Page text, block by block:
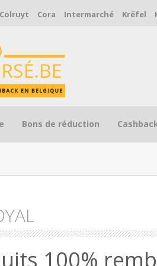
Colruyt Cora Intermarché Krëfel
Bons de réduction
100%